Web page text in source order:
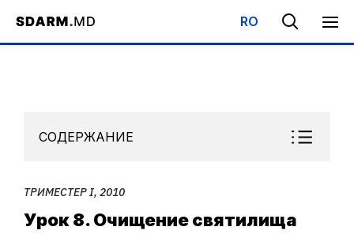
RO
Начало / Библиотека / Субботняя Школа / Триместер I, 2010 /
СОДЕРЖАНИЕ
ТРИМЕСТЕР I, 2010
Урок 8. Очищение святилища